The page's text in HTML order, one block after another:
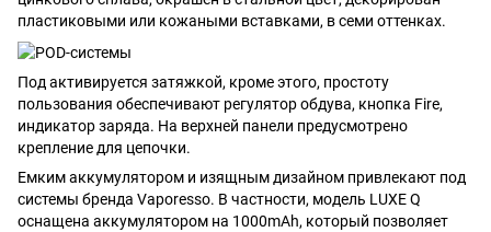
пластиковыми или кожаными вставками, в семи оттенках.
Под активируется затяжкой, кроме этого, простоту
пользования обеспечивают регулятор обдува, кнопка Fire,
индикатор заряда. На верхней панели предусмотрено
крепление для цепочки.
Емким аккумулятором и изящным дизайном привлекают под
системы бренда Vaporesso. В частности, модель LUXE Q
оснащена аккумулятором на 1000mAh, который позволяет